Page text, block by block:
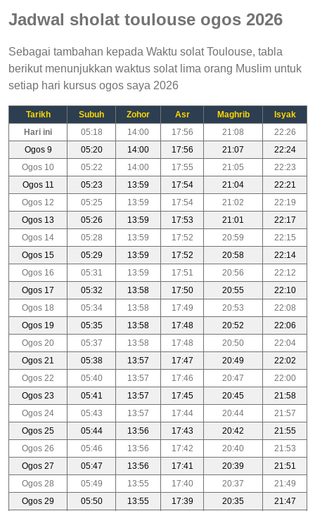
Jadwal sholat toulouse ogos 2026
Sebagai tambahan kepada Waktu solat Toulouse, tabla
berikut menunjukkan waktus solat lima orang Muslim untuk
setiap hari kursus ogos saya 2026
Tarikh Subuh Zohor Asr Maghrib
Isyak
Hari ini
05:18 14:00 17:56 21:08
22:26
Ogos 9
05:20 14:00 17:56 21:07
22:24
Ogos 10
05:22 14:00 17:55 21:05
22:23
Ogos 11
05:23 13:59 17:54 21:04
22:21
Ogos 12
05:25 13:59 17:54 21:02
22:19
Ogos 13
05:26 13:59 17:53 21:01
22:17
Ogos 14
05:28 13:59 17:52 20:59
22:15
Ogos 15
05:29 13:59 17:52 20:58
22:14
Ogos 16
05:31 13:59 17:51 20:56
22:12
Ogos 17
05:32 13:58 17:50 20:55
22:10
Ogos 18
05:34 13:58 17:49 20:53
22:08
Ogos 19
05:35 13:58 17:48 20:52
22:06
Ogos 20
05:37 13:58 17:48 20:50
22:04
Ogos 21
05:38 13:57 17:47 20:49
22:02
Ogos 22
05:40 13:57 17:46 20:47
22:00
Ogos 23
05:41 13:57 17:45 20:45
21:58
Ogos 24
05:43 13:57 17:44 20:44
21:57
Ogos 25
05:44 13:56 17:43 20:42
21:55
Ogos 26
05:46 13:56 17:42 20:40
21:53
Ogos 27
05:47 13:56 17:41 20:39
21:51
Ogos 28
05:49 13:55 17:40 20:37
21:49
Ogos 29
05:50 13:55 17:39 20:35
21:47